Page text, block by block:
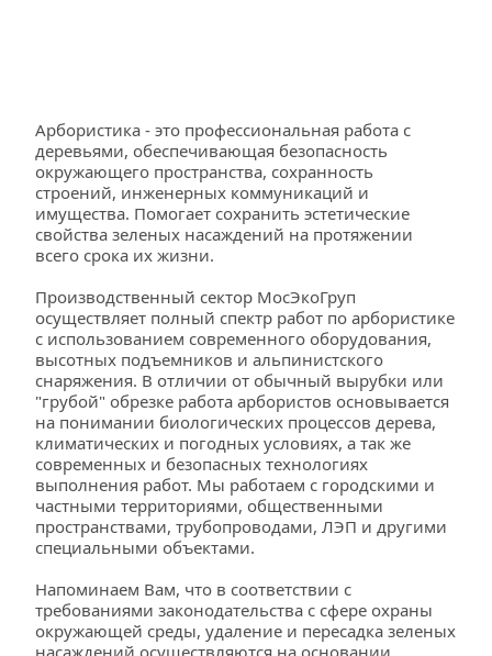
Арбористика - это профессиональная работа с
деревьями, обеспечивающая безопасность
окружающего пространства, сохранность
строений, инженерных коммуникаций и
имущества. Помогает сохранить эстетические
свойства зеленых насаждений на протяжении
всего срока их жизни.
Производственный сектор МосЭкоГруп
осуществляет полный спектр работ по арбористике
с использованием современного оборудования,
высотных подъемников и альпинистского
снаряжения. В отличии от обычный вырубки или
"грубой" обрезке работа арбористов основывается
на понимании биологических процессов дерева,
климатических и погодных условиях, а так же
современных и безопасных технологиях
выполнения работ. Мы работаем с городскими и
частными территориями, общественными
пространствами, трубопроводами, ЛЭП и другими
специальными объектами.
Напоминаем Вам, что в соответствии с
требованиями законодательства с сфере охраны
окружающей среды, удаление и пересадка зеленых
насаждений осуществляются на основании